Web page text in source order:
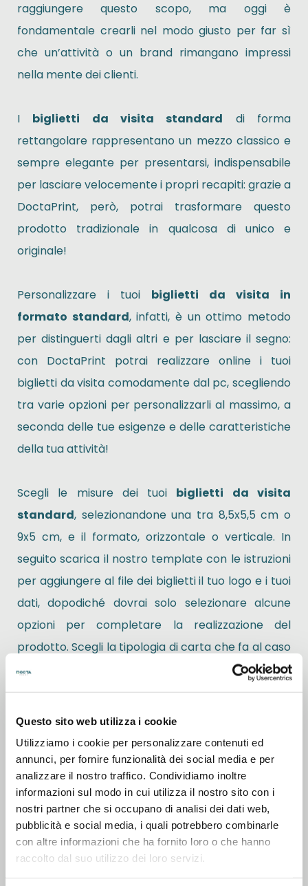
Questo sito web utilizza i cookie
Utilizziamo i cookie per personalizzare contenuti ed
annunci, per fornire funzionalità dei social media e per
analizzare il nostro traffico. Condividiamo inoltre
informazioni sul modo in cui utilizza il nostro sito con i
nostri partner che si occupano di analisi dei dati web,
pubblicità e social media, i quali potrebbero combinarle
con altre informazioni che ha fornito loro o che hanno
raccolto dal suo utilizzo dei loro servizi.
raggiungere questo scopo, ma oggi è
fondamentale crearli nel modo giusto per far sì
che un’attività o un brand rimangano impressi
nella mente dei clienti.
I biglietti da visita standard di forma
rettangolare rappresentano un mezzo classico e
sempre elegante per presentarsi, indispensabile
per lasciare velocemente i propri recapiti: grazie a
DoctaPrint, però, potrai trasformare questo
prodotto tradizionale in qualcosa di unico e
originale!
Personalizzare i tuoi biglietti da visita in
formato standard, infatti, è un ottimo metodo
per distinguerti dagli altri e per lasciare il segno:
con DoctaPrint potrai realizzare online i tuoi
biglietti da visita comodamente dal pc, scegliendo
tra varie opzioni per personalizzarli al massimo, a
seconda delle tue esigenze e delle caratteristiche
della tua attività!
Scegli le misure dei tuoi biglietti da visita
standard, selezionandone una tra 8,5x5,5 cm o
9x5 cm, e il formato, orizzontale o verticale. In
seguito scarica il nostro template con le istruzioni
per aggiungere al file dei biglietti il tuo logo e i tuoi
dati, dopodiché dovrai solo selezionare alcune
opzioni per completare la realizzazione del
prodotto. Scegli la tipologia di carta che fa al caso
tuo tra quella patinata opaca, quella patinata
lucida, quella riciclata, la tintoretto gesso o il
grammatura e l’opera è completa! Una volta
terminata la configurazione inviaci il file con
l’immagine da stampare sui biglietti e procedi con
l’ordine indicando la quantità desiderata; a questo
punto non ti resta che attendere il loro arrivo!
Ideali anche come santini elettorali